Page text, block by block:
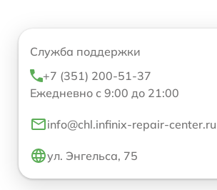
Служба поддержки
+7 (351) 200-51-37
Ежедневно с 9:00 до 21:00
info@chl.infinix-repair-center.ru
ул. Энгельса, 75